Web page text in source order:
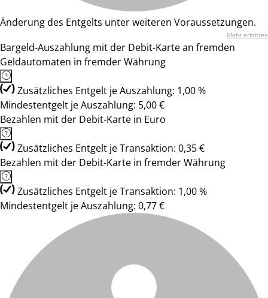
Änderung des Entgelts unter weiteren Voraussetzungen.
Mehr erfahren
Bargeld-Auszahlung mit der Debit-Karte an fremden
Geldautomaten in fremder Währung
Zusätzliches Entgelt je Auszahlung: 1,00 %
Mindestentgelt je Auszahlung: 5,00 €
Bezahlen mit der Debit-Karte in Euro
Zusätzliches Entgelt je Transaktion: 0,35 €
Bezahlen mit der Debit-Karte in fremder Währung
Zusätzliches Entgelt je Transaktion: 1,00 %
Mindestentgelt je Auszahlung: 0,77 €